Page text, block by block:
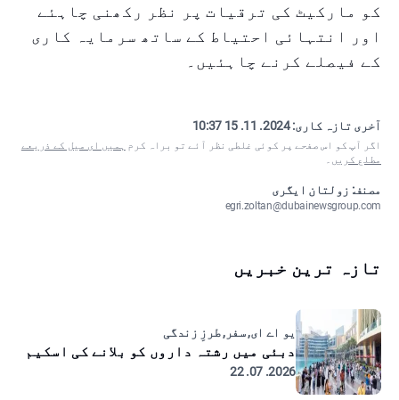
کو مارکیٹ کی ترقیات پر نظر رکھنی چاہئے
اور انتہائی احتیاط کے ساتھ سرمایہ کاری
کے فیصلے کرنے چاہئیں۔
آخری تازہ کاری:2024. 11. 15 10:37
اگر آپ کو اس صفحے پر کوئی غلطی نظر آئے تو براہ کرم ہمیں ای میل کے ذریعے
مطلع کریں ۔
مصنف: زولتان ایگری
egri.zoltan@dubainewsgroup.com
تازہ ترین خبریں
یو اے ای, سفر, طرزِ زندگی
دبئی میں رشتہ داروں کو بلانے کی اسکیم
2026. 07. 22